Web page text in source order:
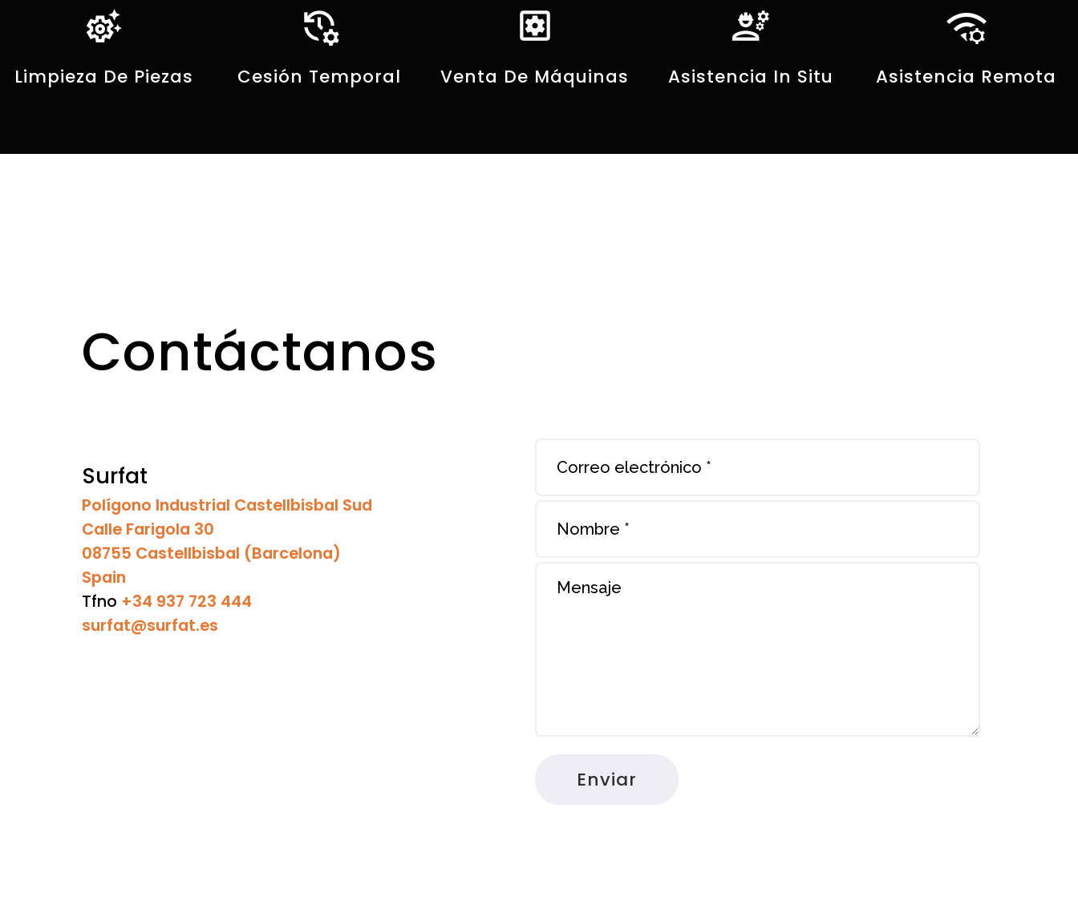
settings_suggest
Limpieza De Piezas
manage_history
Cesión Temporal
settings_applications
Venta De Máquinas
engineering
Asistencia In Situ
network_manage
Asistencia Remota
Contáctanos
Surfat
Polígono Industrial Castellbisbal Sud
Calle Farigola 30
08755 Castellbisbal (Barcelona)
Spain
Tfno +34 937 723 444
surfat@surfat.es